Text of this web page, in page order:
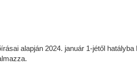
alapján 2024. január 1-jétől hatályba